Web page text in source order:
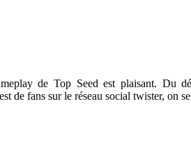
de Top Seed est plaisant. Du
de fans sur le réseau social twister, on